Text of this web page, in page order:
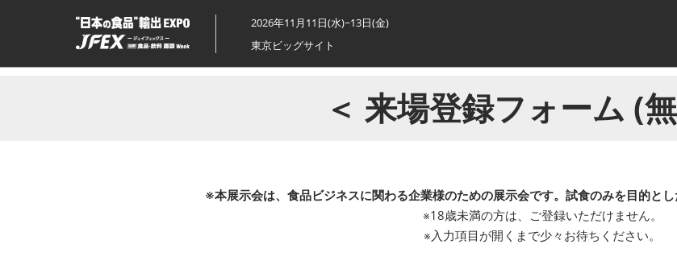
キ
ッ
プ
2026年11月11日(水)~13日(金)
東京ビッグサイト
＜ 来場登録フォーム (
※本展示会は、食品ビジネスに関わる企業様のための展示会です。試食のみを目的とし
※18歳未満の方は、ご登録いただけません。
※入力項目が開くまで少々お待ちください。